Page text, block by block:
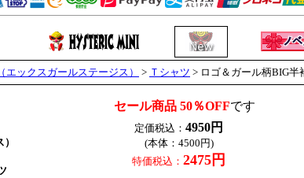
エックスガールステージス） > Ｔシャツ > ロゴ＆ガール柄BIG半
セール商品 50％OFFです
定価税込： 4950円
(本体：4500円)
特価税込： 2475円